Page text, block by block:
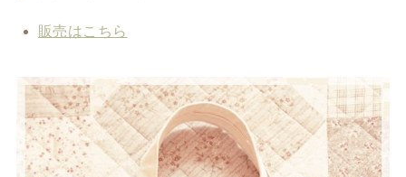
販売はこちら